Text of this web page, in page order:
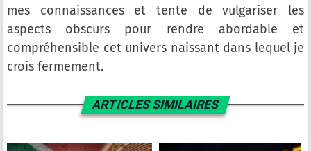
mes connaissances et tente de vulgariser les
aspects obscurs pour rendre abordable et
compréhensible cet univers naissant dans lequel je
crois fermement.
ARTICLES SIMILAIRES